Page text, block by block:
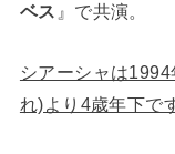
ベス 』で共演。
シアーシャは
れ)より4歳年下で